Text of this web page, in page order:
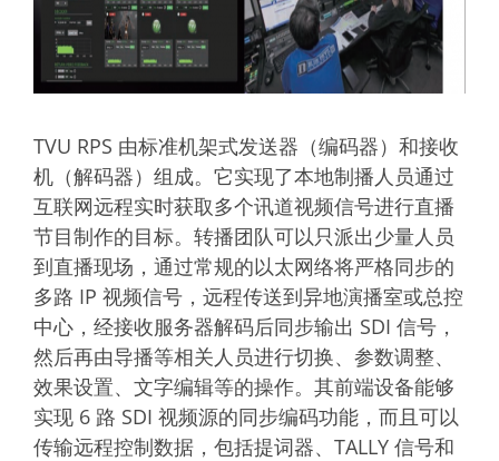
TVU RPS 由标准机架式发送器（编码器）和接收
机（解码器）组成。它实现了本地制播人员通过
互联网远程实时获取多个讯道视频信号进行直播
节目制作的目标。转播团队可以只派出少量人员
到直播现场，通过常规的以太网络将严格同步的
多路 IP 视频信号，远程传送到异地演播室或总控
中心，经接收服务器解码后同步输出 SDI 信号，
然后再由导播等相关人员进行切换、参数调整、
效果设置、文字编辑等的操作。其前端设备能够
实现 6 路 SDI 视频源的同步编码功能，而且可以
传输远程控制数据，包括提词器、TALLY 信号和